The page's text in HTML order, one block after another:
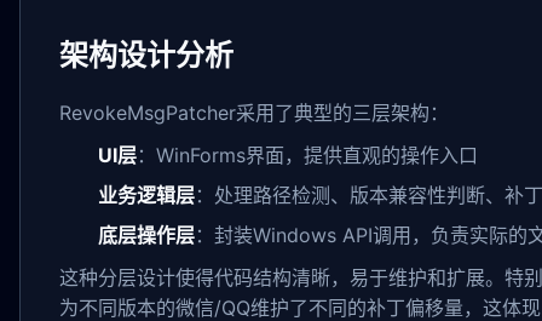
架构设计分析
RevokeMsgPatcher采用了典型的三层架构：
UI层：WinForms界面，提供直观的操作入口
业务逻辑层：处理路径检测、版本兼容性判断、补
底层操作层：封装Windows API调用，负责实际的
这种分层设计使得代码结构清晰，易于维护和扩展。特
为不同版本的微信/QQ维护了不同的补丁偏移量，这体